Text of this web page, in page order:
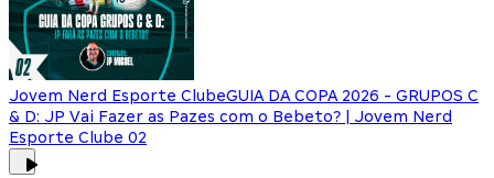
Jovem Nerd Esporte ClubeGUIA DA COPA 2026 - GRUPOS C
& D: JP Vai Fazer as Pazes com o Bebeto? | Jovem Nerd
Esporte Clube 02